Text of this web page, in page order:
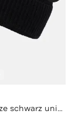
Wollmix-Mütze schwarz unisex